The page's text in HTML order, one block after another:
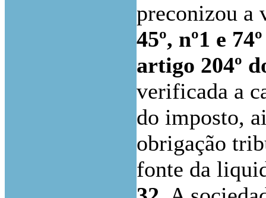
preconizou a
45º, nº1 e
artigo 204º
verificada a
do imposto,
obrigação
fonte da